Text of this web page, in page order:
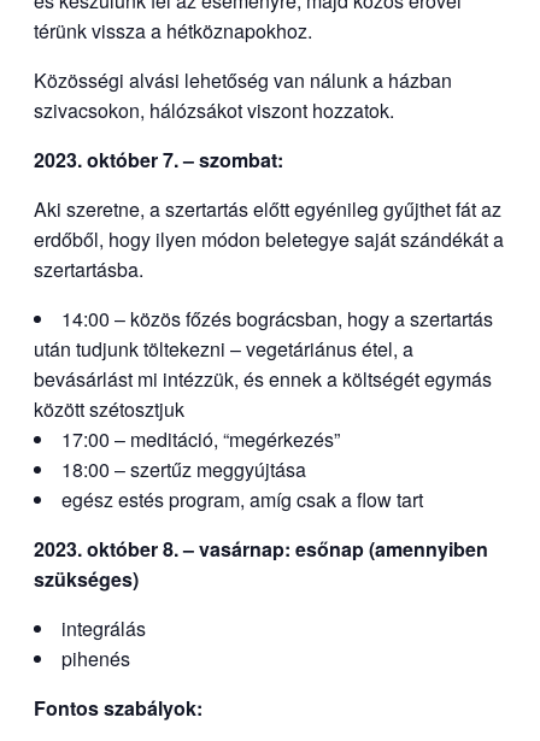
térünk vissza a hétköznapokhoz.
Közösségi alvási lehetőség van nálunk a házban
szivacsokon, hálózsákot viszont hozzatok.
2023. október 7. – szombat:
Aki szeretne, a szertartás előtt egyénileg gyűjthet fát az
erdőből, hogy ilyen módon beletegye saját szándékát a
szertartásba.
14:00 – közös főzés bográcsban, hogy a szertartás
után tudjunk töltekezni – vegetáriánus étel, a
bevásárlást mi intézzük, és ennek a költségét egymás
között szétosztjuk
17:00 – meditáció, “megérkezés”
18:00 – szertűz meggyújtása
egész estés program, amíg csak a flow tart
2023. október 8. – vasárnap: esőnap (amennyiben
szükséges)
integrálás
pihenés
Fontos szabályok: